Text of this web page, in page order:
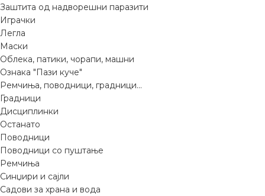
Заштита од надворешни паразити
Играчки
Легла
Маски
Облека, патики, чорапи, машни
Ознака "Пази куче"
Ремчиња, поводници, градници...
Градници
Дисциплинки
Останато
Поводници
Поводници со пуштање
Ремчиња
Синџири и сајли
Садови за храна и вода